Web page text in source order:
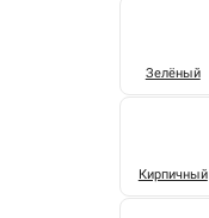
Зелёный
Кирпичный